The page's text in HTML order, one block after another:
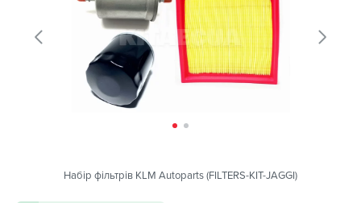
Набір фільтрів KLM Autoparts (FILTERS-KIT-JAGGI)